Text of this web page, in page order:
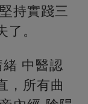
持實踐三
。
中醫認
，所有曲